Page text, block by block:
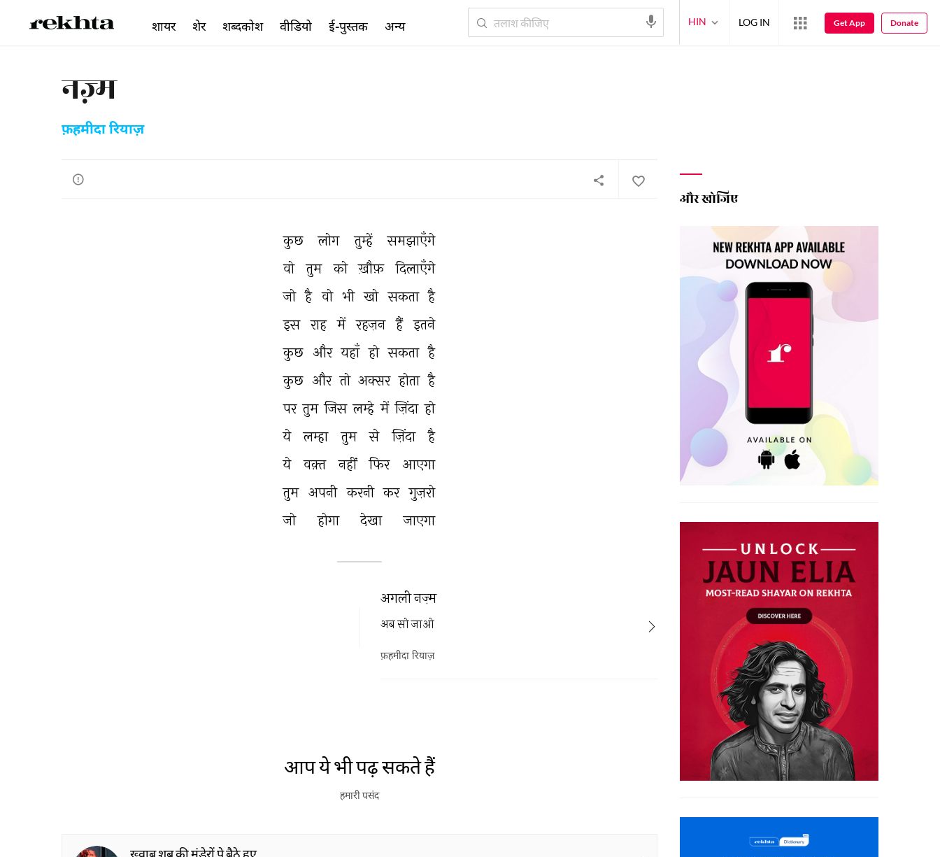
नज़्म
फ़हमीदा रियाज़
कुछ लोग तुम्हें
समझाएँगे
वो
तुम को ख़ौफ़
दिलाएँगे
जो है वो भी खो सकता है
इस राह में रहज़न हैं इतने
कुछ और यहाँ हो सकता है
कुछ और तो अक्सर होता है
पर तुम जिस लम्हे में ज़िंदा हो
ये
लम्हा तुम से ज़िंदा
है
ये
वक़्त नहीं फिर
आएगा
तुम अपनी करनी कर गुज़रो
जो
होगा देखा जाएगा
अगली नज़्म
अब सो जाओ
फ़हमीदा रियाज़
आप ये भी पढ़ सकते हैं
हमारी पसंद
ख़्वाब शब की मुंडेरों पे बैठे हुए
और खोजिए
शायर शेर शब्दकोश वीडियो ई-पुस्तक अन्य HIN LOG IN Get App Donate